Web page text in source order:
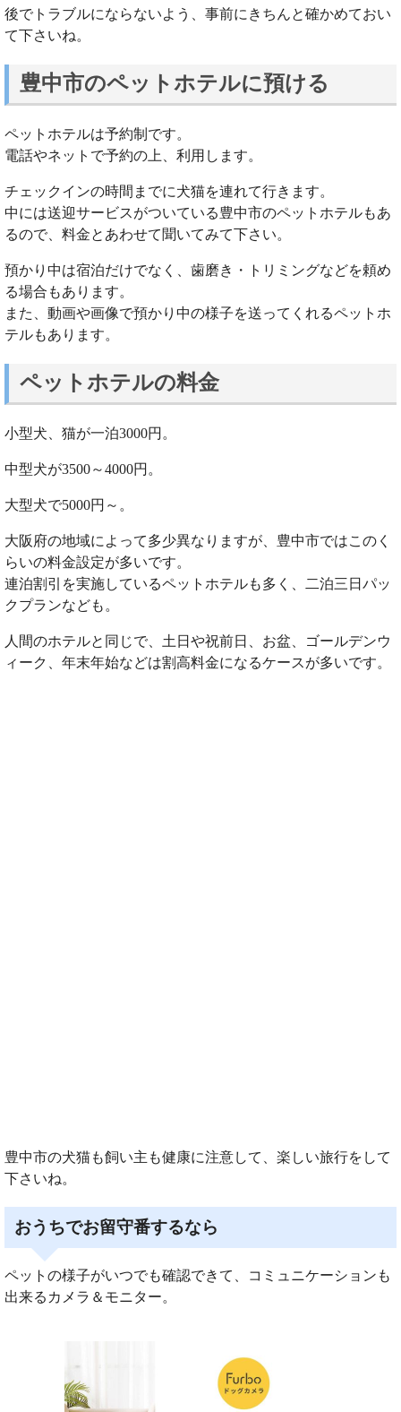
後でトラブルにならないよう、事前にきちんと確かめておい
て下さいね。
豊中市のペットホテルに預ける
ペットホテルは予約制です。
電話やネットで予約の上、利用します。
チェックインの時間までに犬猫を連れて行きます。
中には送迎サービスがついている豊中市のペットホテルもあ
るので、料金とあわせて聞いてみて下さい。
預かり中は宿泊だけでなく、歯磨き・トリミングなどを頼め
る場合もあります。
また、動画や画像で預かり中の様子を送ってくれるペットホ
テルもあります。
ペットホテルの料金
小型犬、猫が一泊3000円。
中型犬が3500～4000円。
大型犬で5000円～。
大阪府の地域によって多少異なりますが、豊中市ではこのく
らいの料金設定が多いです。
連泊割引を実施しているペットホテルも多く、二泊三日パッ
クプランなども。
人間のホテルと同じで、土日や祝前日、お盆、ゴールデンウ
ィーク、年末年始などは割高料金になるケースが多いです。
豊中市の犬猫も飼い主も健康に注意して、楽しい旅行をして
下さいね。
おうちでお留守番するなら
ペットの様子がいつでも確認できて、コミュニケーションも
出来るカメラ＆モニター。